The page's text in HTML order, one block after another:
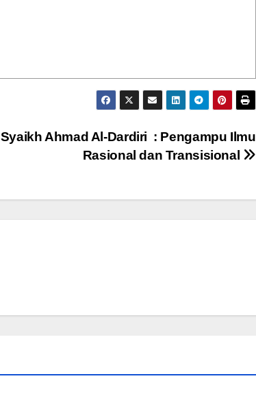
Syaikh Ahmad Al-Dardiri : Pengampu Ilmu
Rasional dan Transisional